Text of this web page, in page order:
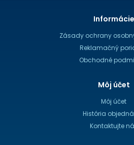
Informácie
Zásady ochrany
Reklamačný
Obchodné
Môj účet
Môj účet
História
Kontaktujte